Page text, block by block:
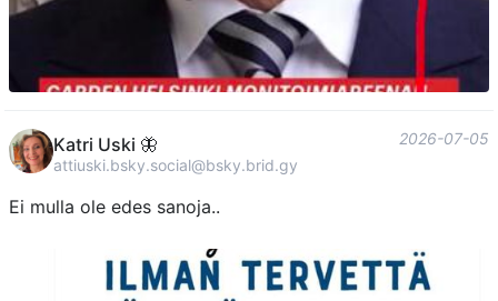
Katri Uski 🦋
attiuski.bsky.social@bsky.brid.gy
2026-07-05
Ei mulla ole edes sanoja..